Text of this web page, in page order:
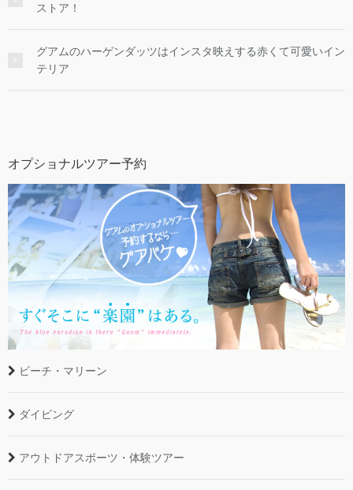
ストア！
グアムのハーゲンダッツはインスタ映えする赤くて可愛いイン
テリア
オプショナルツアー予約
ビーチ・マリーン
ダイビング
アウトドアスポーツ・体験ツアー